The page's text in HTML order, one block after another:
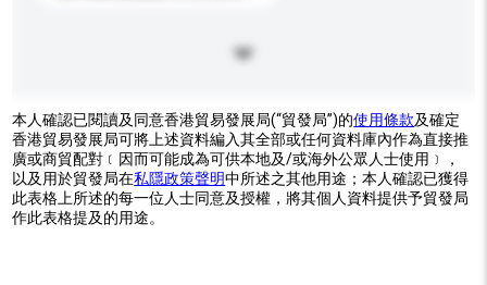
本人確認已閱讀及同意香港貿易發展局(“貿發局”)的使用條款及確定
香港貿易發展局可將上述資料編入其全部或任何資料庫內作為直接推
廣或商貿配對﹝因而可能成為可供本地及/或海外公眾人士使用﹞，
以及用於貿發局在私隱政策聲明中所述之其他用途；本人確認已獲得
此表格上所述的每一位人士同意及授權，將其個人資料提供予貿發局
作此表格提及的用途。